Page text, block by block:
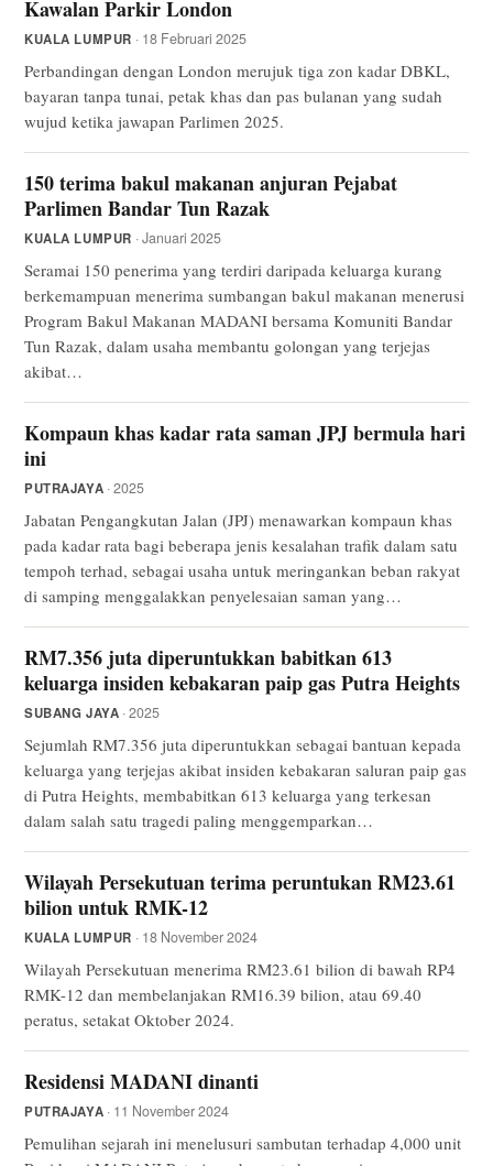
Kawalan Parkir London
KUALA LUMPUR · 18 Februari 2025
Perbandingan dengan London merujuk tiga zon kadar DBKL,
bayaran tanpa tunai, petak khas dan pas bulanan yang sudah
wujud ketika jawapan Parlimen 2025.
150 terima bakul makanan anjuran Pejabat
Parlimen Bandar Tun Razak
KUALA LUMPUR · Januari 2025
Seramai 150 penerima yang terdiri daripada keluarga kurang
berkemampuan menerima sumbangan bakul makanan menerusi
Program Bakul Makanan MADANI bersama Komuniti Bandar
Tun Razak, dalam usaha membantu golongan yang terjejas
akibat…
Kompaun khas kadar rata saman JPJ bermula hari
ini
PUTRAJAYA · 2025
Jabatan Pengangkutan Jalan (JPJ) menawarkan kompaun khas
pada kadar rata bagi beberapa jenis kesalahan trafik dalam satu
tempoh terhad, sebagai usaha untuk meringankan beban rakyat
di samping menggalakkan penyelesaian saman yang…
RM7.356 juta diperuntukkan babitkan 613
keluarga insiden kebakaran paip gas Putra Heights
SUBANG JAYA · 2025
Sejumlah RM7.356 juta diperuntukkan sebagai bantuan kepada
keluarga yang terjejas akibat insiden kebakaran saluran paip gas
di Putra Heights, membabitkan 613 keluarga yang terkesan
dalam salah satu tragedi paling menggemparkan…
Wilayah Persekutuan terima peruntukan RM23.61
bilion untuk RMK-12
KUALA LUMPUR · 18 November 2024
Wilayah Persekutuan menerima RM23.61 bilion di bawah RP4
RMK-12 dan membelanjakan RM16.39 bilion, atau 69.40
peratus, setakat Oktober 2024.
Residensi MADANI dinanti
PUTRAJAYA · 11 November 2024
Pemulihan sejarah ini menelusuri sambutan terhadap 4,000 unit